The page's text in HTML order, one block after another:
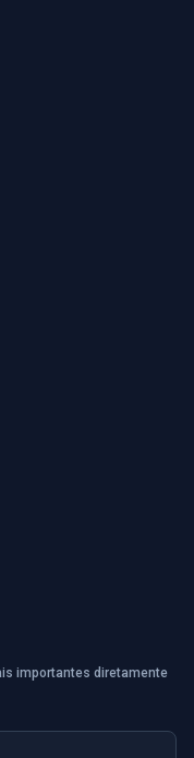
importantes diretamente